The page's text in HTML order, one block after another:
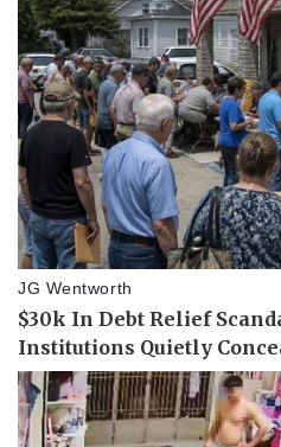
Thể thao
Bóng đá
Lịch thi đấu bóng đá
Thế giới thể thao
eSports
Hậu trường